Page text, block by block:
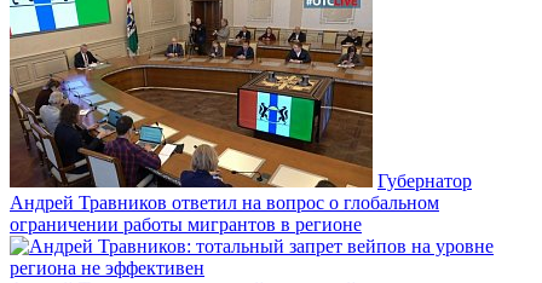
Губернатор
Андрей Травников ответил на вопрос о глобальном
ограничении работы мигрантов в регионе